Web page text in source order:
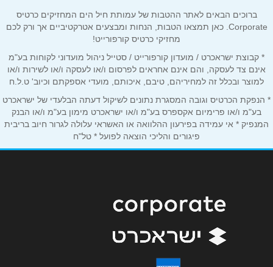
אימייל*
נושא*
אנא חזרו אלי בקשר ל...
הודעה*
שליחה
ברוכים הבאים לאתר ההטבות של עמותת חיל הים המחזיקים כרטיס
Corporate. כאן תמצאו הטבות, הנחות ומבצעים אטרקטיביים אך ורק לכם
מחזיקי כרטיס קורפורייט!
* קבוצת ישראכרט / מועדון קורפורייט / סטייל ניהול מועדוני לקוחות בע"מ
אינם צד לעסקה, והם אינם אחראים לפרסום ו/או לעסקה ו/או לשירות ו/או
למוצר ובכלל זה למחיריהם, טיבם, איכותם, מועדי אספקתם וכיוב' ט.ל.ח
* הנפקת הכרטיס וגובה המסגרת נתונים לשיקול דעתה הבלעדי של ישראכרט
בע"מ ו/או פרימיום אקספרס בע"מ ו/או ישראכרט מימון בע"מ ו/או הבנק
המנפיק * אי עמידה בפירעון ההלוואה או האשראי עלולה לגרור חיוב בריבית
פיגורים והליכי הוצאה לפועל * טל"ח